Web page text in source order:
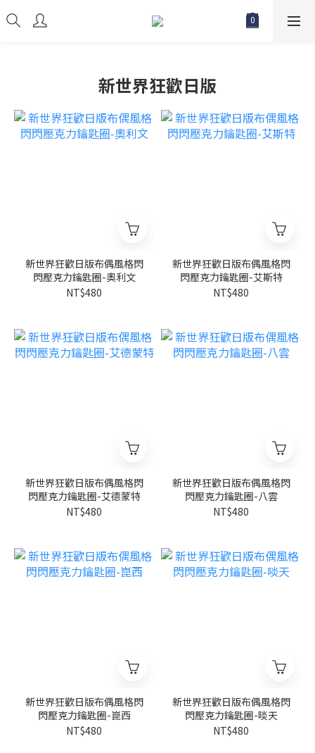
新世界狂歡日版
新世界狂歡日版布偶風格閃
閃壓克力鑰匙圈-奧利文
NT$480
新世界狂歡日版布偶風格閃
閃壓克力鑰匙圈-艾斯特
NT$480
新世界狂歡日版布偶風格閃
閃壓克力鑰匙圈-艾德蒙特
NT$480
新世界狂歡日版布偶風格閃
閃壓克力鑰匙圈-八雲
NT$480
新世界狂歡日版布偶風格閃
閃壓克力鑰匙圈-崑西
NT$480
新世界狂歡日版布偶風格閃
閃壓克力鑰匙圈-啖天
NT$480